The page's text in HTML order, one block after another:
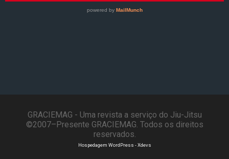
GRACIEMAG - Uma revista a serviço do Jiu-Jitsu
©2007–Presente GRACIEMAG. Todos os direitos
reservados.
Hospedagem WordPress - Xdevs